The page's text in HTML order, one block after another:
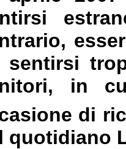
sentirsi
in
di
quotidiano